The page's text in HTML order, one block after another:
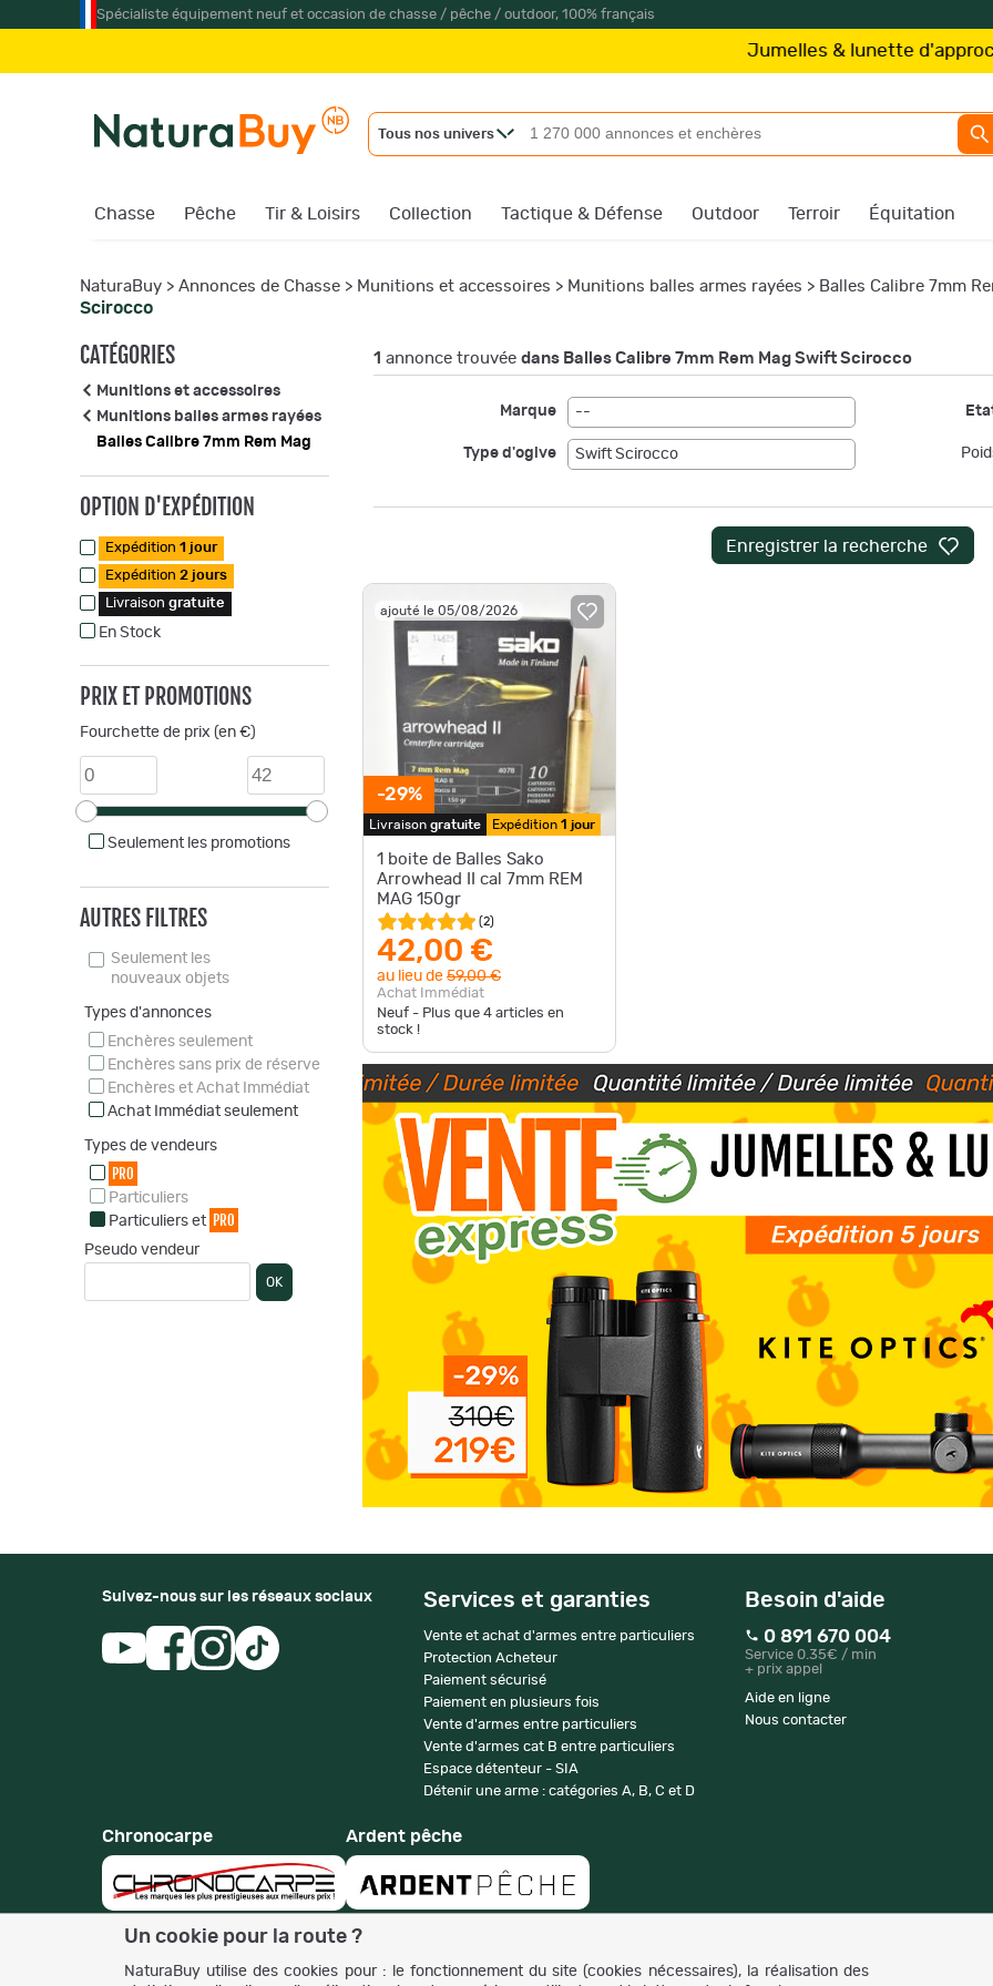
Spécialiste équipement neuf et occasion de chasse / pêche / outdoor, 100% français
Jumelles & lunette d'approche
Tous nos univers
Chasse Pêche Tir & Loisirs Collection Tactique & Défense Outdoor Terroir Équitation
NaturaBuy > Annonces de Chasse > Munitions et accessoires > Munitions balles armes rayées > Balles Calibre 7mm
Scirocco
CATÉGORIES
Munitions et accessoires
Munitions balles armes rayées
Balles Calibre 7mm Rem Mag
OPTION D'EXPÉDITION
Expédition 1 jour
Expédition 2 jours
Livraison gratuite
En Stock
PRIX ET PROMOTIONS
Fourchette de prix (en €)
Seulement les promotions
AUTRES FILTRES
Seulement les
nouveaux objets
Types d'annonces
Enchères seulement
Enchères sans prix de réserve
Enchères et Achat Immédiat
Achat Immédiat seulement
Types de vendeurs
PRO
Particuliers
Particuliers et PRO
Pseudo vendeur
OK
1 annonce trouvée dans Balles Calibre 7mm Rem Mag Swift Scirocco
Marque --
Type d'ogive Swift Scirocco
Enregistrer la recherche
ajouté le 05/08/2026
-29%
Livraison gratuite Expédition 1 jour
1 boite de Balles Sako
Arrowhead II cal 7mm REM
MAG 150gr
(2)
42,00 €
au lieu de 59,00 €
Achat Immédiat
Neuf - Plus que 4 articles en
stock !
Suivez-nous sur les réseaux sociaux Services et garanties
Vente et achat d'armes entre particuliers
Protection Acheteur
Paiement sécurisé
Paiement en plusieurs fois
Vente d'armes entre particuliers
Vente d'armes cat B entre particuliers
Espace détenteur - SIA
Détenir une arme : catégories A, B, C et D
Besoin d'aide
0 891 670 004
Service 0.35€ / min
+ prix appel
Aide en ligne
Nous contacter
Chronocarpe Ardent pêche
Copyright © 2007-2026 NaturaBuy. Tous droits réservés. N°CNIL: 1239459.
Les marques commerciales mentionnées appartiennent à leurs propriétaires respectifs
Un cookie pour la route ?
NaturaBuy utilise des cookies pour : le fonctionnement du site (cookies nécessaires), la réalisation des